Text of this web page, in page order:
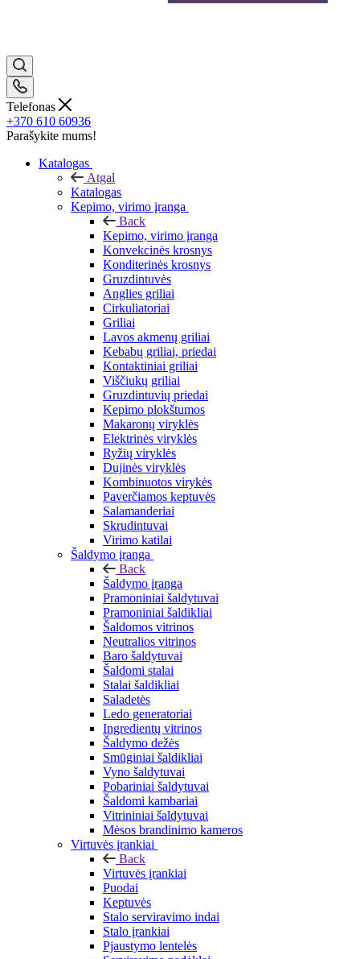
Telefonas
+370 610 60936
Parašykite mums!
Katalogas
Atgal
Katalogas
Kepimo, virimo įranga
Back
Kepimo, virimo įranga
Konvekcinės krosnys
Konditerinės krosnys
Gruzdintuvės
Anglies griliai
Cirkuliatoriai
Griliai
Lavos akmenų griliai
Kebabų griliai, priedai
Kontaktiniai griliai
Viščiukų griliai
Gruzdintuvių priedai
Kepimo plokštumos
Makaronų viryklės
Elektrinės viryklės
Ryžių viryklės
Dujinės viryklės
Kombinuotos virykės
Paverčiamos keptuvės
Salamanderiai
Skrudintuvai
Virimo katilai
Šaldymo įranga
Back
Šaldymo įranga
Pramoniniai šaldytuvai
Pramoniniai šaldikliai
Šaldomos vitrinos
Neutralios vitrinos
Baro šaldytuvai
Šaldomi stalai
Stalai šaldikliai
Saladetės
Ledo generatoriai
Ingredientų vitrinos
Šaldymo dežės
Smūginiai šaldikliai
Vyno šaldytuvai
Pobariniai šaldytuvai
Šaldomi kambariai
Vitrininiai šaldytuvai
Mėsos brandinimo kameros
Virtuvės įrankiai
Back
Virtuvės įrankiai
Puodai
Keptuvės
Stalo serviravimo indai
Stalo įrankiai
Pjaustymo lentelės